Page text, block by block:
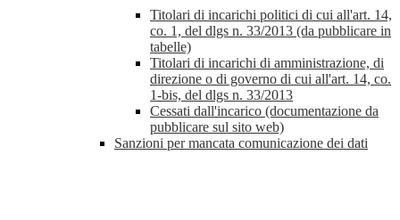
Titolari di incarichi politici di cui all'art. 14,
co. 1, del dlgs n. 33/2013 (da pubblicare in
tabelle)
Titolari di incarichi di amministrazione, di
direzione o di governo di cui all'art. 14, co.
1-bis, del dlgs n. 33/2013
Cessati dall'incarico (documentazione da
pubblicare sul sito web)
Sanzioni per mancata comunicazione dei dati